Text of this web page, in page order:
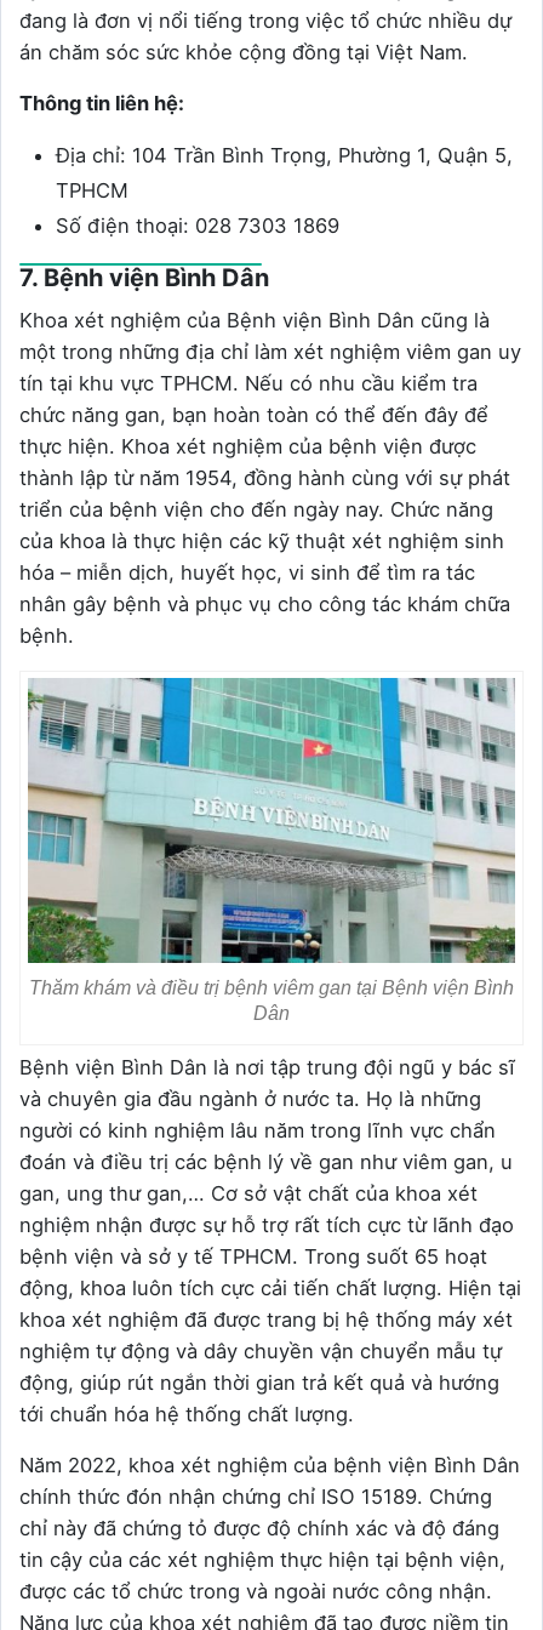
đang là đơn vị nổi tiếng trong việc tổ chức nhiều dự
án chăm sóc sức khỏe cộng đồng tại Việt Nam.
Thông tin liên hệ:
Địa chỉ: 104 Trần Bình Trọng, Phường 1, Quận 5,
TPHCM
Số điện thoại: 028 7303 1869
7. Bệnh viện Bình Dân
Khoa xét nghiệm của Bệnh viện Bình Dân cũng là
một trong những địa chỉ làm xét nghiệm viêm gan uy
tín tại khu vực TPHCM. Nếu có nhu cầu kiểm tra
chức năng gan, bạn hoàn toàn có thể đến đây để
thực hiện. Khoa xét nghiệm của bệnh viện được
thành lập từ năm 1954, đồng hành cùng với sự phát
triển của bệnh viện cho đến ngày nay. Chức năng
của khoa là thực hiện các kỹ thuật xét nghiệm sinh
hóa – miễn dịch, huyết học, vi sinh để tìm ra tác
nhân gây bệnh và phục vụ cho công tác khám chữa
bệnh.
Thăm khám và điều trị bệnh viêm gan tại Bệnh viện Bình
Dân
Bệnh viện Bình Dân là nơi tập trung đội ngũ y bác sĩ
và chuyên gia đầu ngành ở nước ta. Họ là những
người có kinh nghiệm lâu năm trong lĩnh vực chẩn
đoán và điều trị các bệnh lý về gan như viêm gan, u
gan, ung thư gan,… Cơ sở vật chất của khoa xét
nghiệm nhận được sự hỗ trợ rất tích cực từ lãnh đạo
bệnh viện và sở y tế TPHCM. Trong suốt 65 hoạt
động, khoa luôn tích cực cải tiến chất lượng. Hiện tại
khoa xét nghiệm đã được trang bị hệ thống máy xét
nghiệm tự động và dây chuyền vận chuyển mẫu tự
động, giúp rút ngắn thời gian trả kết quả và hướng
tới chuẩn hóa hệ thống chất lượng.
Năm 2022, khoa xét nghiệm của bệnh viện Bình Dân
chính thức đón nhận chứng chỉ ISO 15189. Chứng
chỉ này đã chứng tỏ được độ chính xác và độ đáng
tin cậy của các xét nghiệm thực hiện tại bệnh viện,
được các tổ chức trong và ngoài nước công nhận.
Năng lực của khoa xét nghiệm đã tạo được niềm tin